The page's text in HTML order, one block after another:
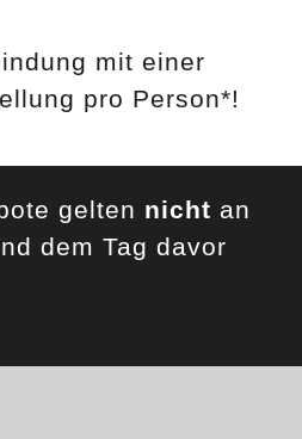
mit einer
pro Person*!
gelten nicht an
dem Tag davor